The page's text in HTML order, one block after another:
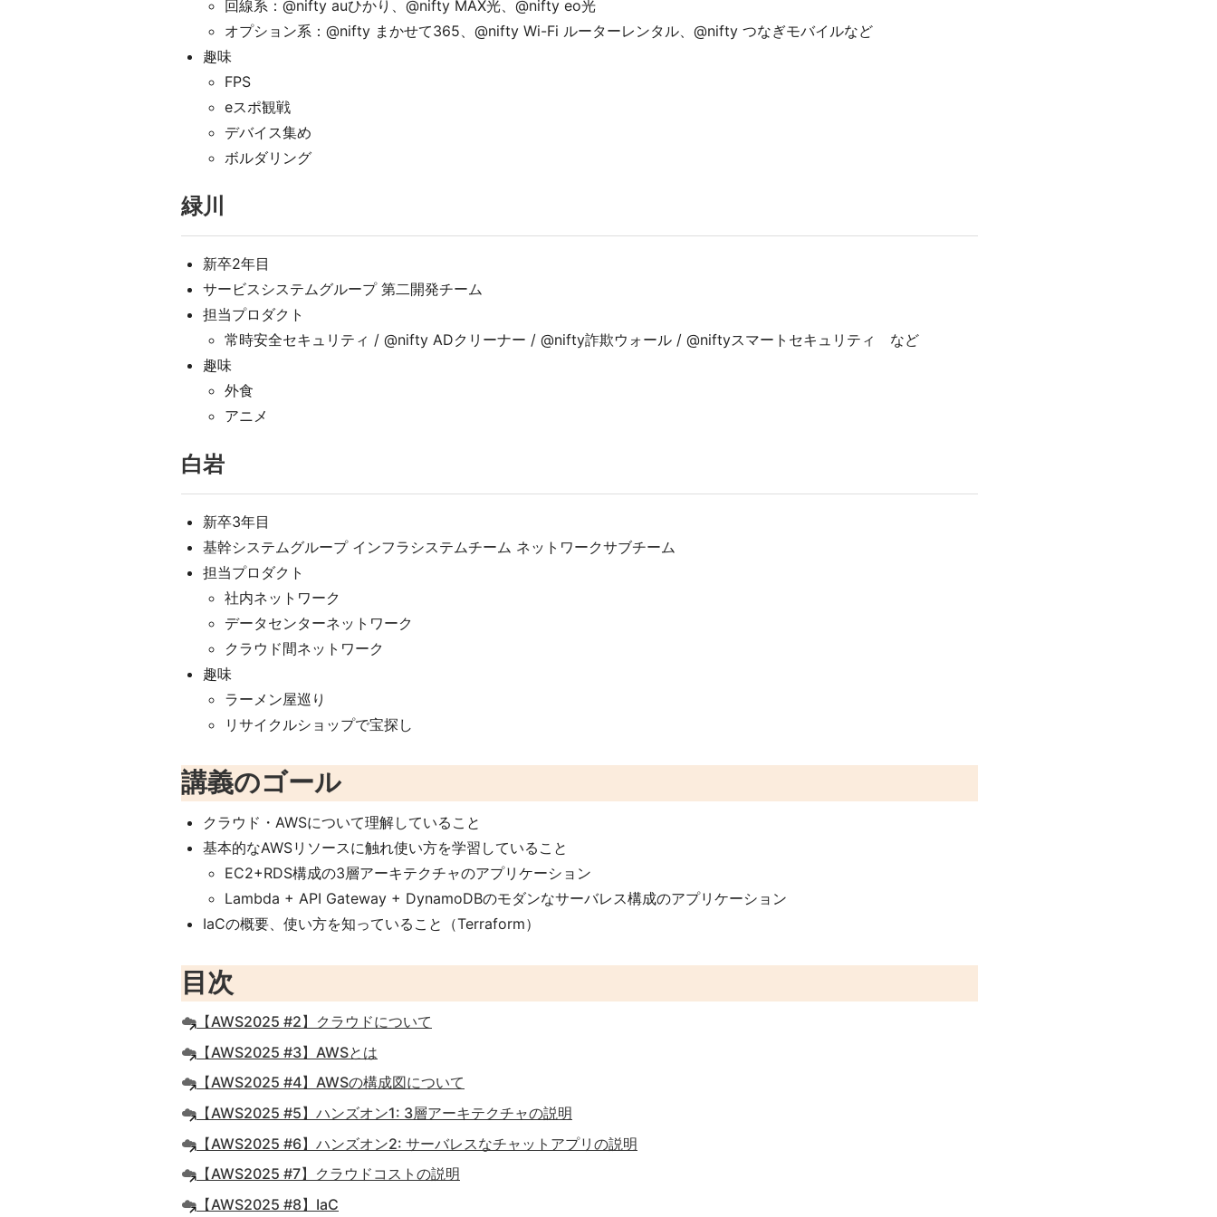
回線系：@nifty auひかり、@nifty MAX光、@nifty eo光
オプション系：@nifty まかせて365、@nifty Wi-Fi ルーターレンタル、@nifty つなぎモバイルなど
趣味
FPS
eスポ観戦
デバイス集め
ボルダリング
緑川
新卒2年目
サービスシステムグループ 第二開発チーム
担当プロダクト
常時安全セキュリティ / @nifty ADクリーナー / @nifty詐欺ウォール / @niftyスマートセキュリティ など
趣味
外食
アニメ
白岩
新卒3年目
基幹システムグループ インフラシステムチーム ネットワークサブチーム
担当プロダクト
社内ネットワーク
データセンターネットワーク
クラウド間ネットワーク
趣味
ラーメン屋巡り
リサイクルショップで宝探し
講義のゴール
クラウド・AWSについて理解していること
基本的なAWSリソースに触れ使い方を学習していること
EC2+RDS構成の3層アーキテクチャのアプリケーション
Lambda + API Gateway + DynamoDBのモダンなサーバレス構成のアプリケーション
IaCの概要、使い方を知っていること（Terraform）
目次
☁️ 【AWS2025 #2】クラウドについて
☁️ 【AWS2025 #3】AWSとは
☁️ 【AWS2025 #4】AWSの構成図について
☁️ 【AWS2025 #5】ハンズオン1: 3層アーキテクチャの説明
☁️ 【AWS2025 #6】ハンズオン2: サーバレスなチャットアプリの説明
☁️ 【AWS2025 #7】クラウドコストの説明
☁️ 【AWS2025 #8】IaC